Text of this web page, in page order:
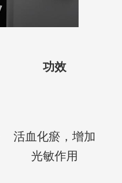
功效
活血化瘀，增加
光敏作用